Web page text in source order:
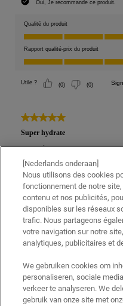
[Nederlands onderaan]
Nous utilisons des cookies
fonctionnement de notre
contenu et nos publicités,
disponibles sur les réseaux
trafic. Nous partageons
votre navigation sur notre
analytiques, publicitaires et
We gebruiken cookies om
personaliseren, sociale
verkeer te analyseren. We
gebruik van onze site met